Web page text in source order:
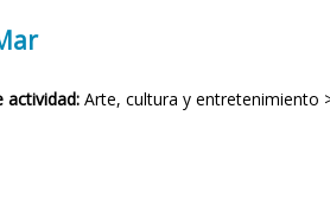
actividad:Arte, cultura y entretenimiento